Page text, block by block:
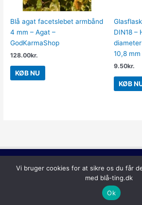
Blå agat facetslebet armbånd
4 mm – Agat –
GodKarmaShop
128.00kr.
KØB NU
DIN18 –
10,8
9.50kr.
KØB
Copyright © 2026 Blå
Vi bruger cookies for at sikre os du får
med blå-ting.dk
Ok